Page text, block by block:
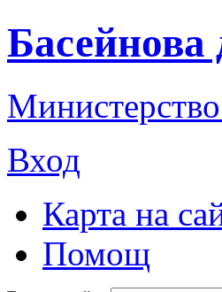
Басейнова
Вход
Карта на
Помощ